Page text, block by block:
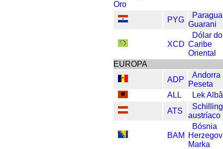
PYG
Guarani
XCD
Dólar do
Caribe
Oriental
EUROPA
ADP
Andorra
Peseta
ALL
Lek
ATS
Schilling
austríaco
BAM
Bósnia
Marka